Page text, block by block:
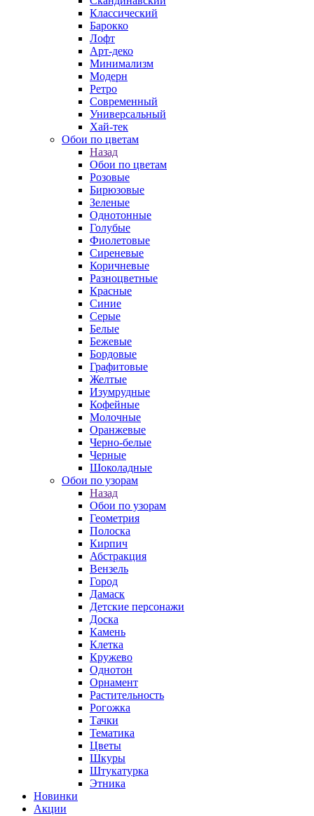
Классический
Барокко
Лофт
Арт-деко
Минимализм
Модерн
Ретро
Современный
Универсальный
Хай-тек
Обои по цветам
Назад
Обои по цветам
Розовые
Бирюзовые
Зеленые
Однотонные
Голубые
Фиолетовые
Сиреневые
Коричневые
Разноцветные
Красные
Синие
Серые
Белые
Бежевые
Бордовые
Графитовые
Желтые
Изумрудные
Кофейные
Молочные
Оранжевые
Черно-белые
Черные
Шоколадные
Обои по узорам
Назад
Обои по узорам
Геометрия
Полоска
Кирпич
Абстракция
Вензель
Город
Дамаск
Детские персонажи
Доска
Камень
Клетка
Кружево
Однотон
Орнамент
Растительность
Рогожка
Тачки
Тематика
Цветы
Шкуры
Штукатурка
Этника
Новинки
Акции